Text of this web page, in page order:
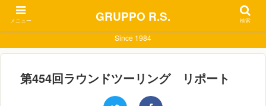
Since 1984
第454回ラウンドツーリング リポート
メニュー GRUPPO R.S. 検索